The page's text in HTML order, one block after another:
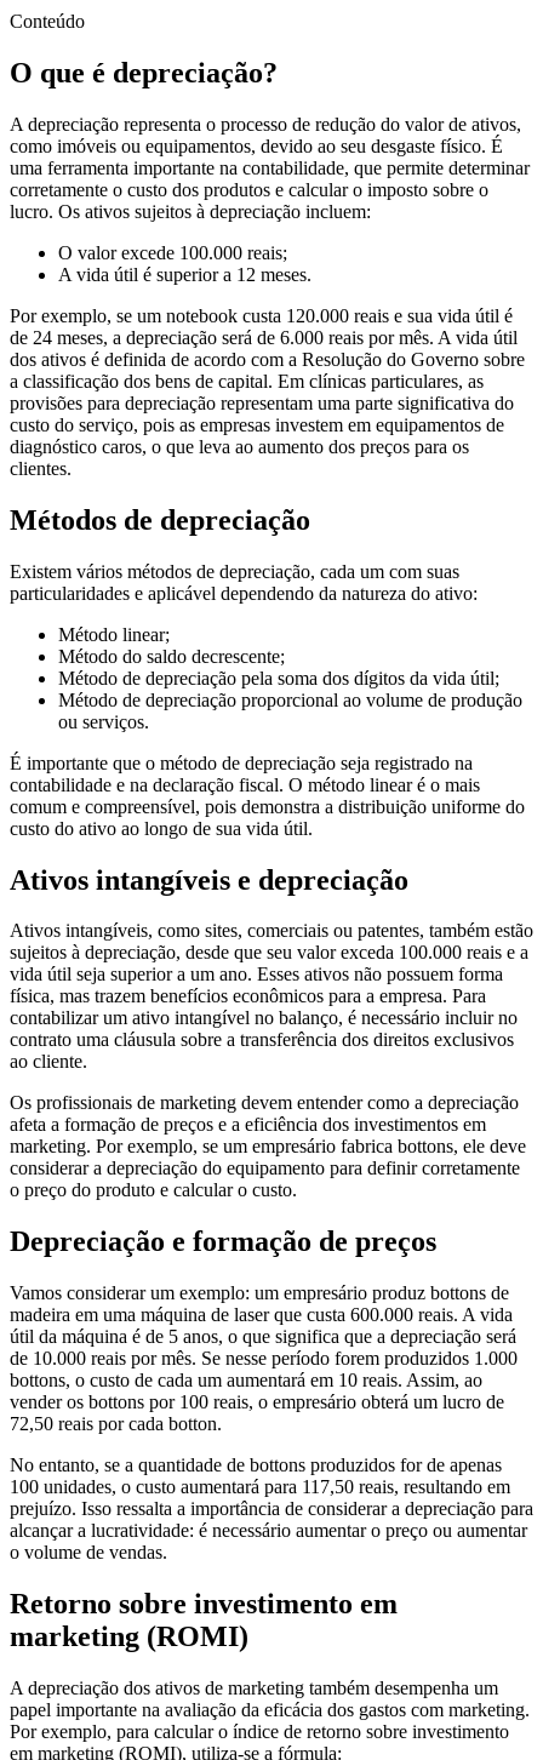
Conteúdo
O que é depreciação?
A depreciação representa o processo de redução do valor de ativos,
como imóveis ou equipamentos, devido ao seu desgaste físico. É
uma ferramenta importante na contabilidade, que permite determinar
corretamente o custo dos produtos e calcular o imposto sobre o
lucro. Os ativos sujeitos à depreciação incluem:
O valor excede 100.000 reais;
A vida útil é superior a 12 meses.
Por exemplo, se um notebook custa 120.000 reais e sua vida útil é
de 24 meses, a depreciação será de 6.000 reais por mês. A vida útil
dos ativos é definida de acordo com a Resolução do Governo sobre
a classificação dos bens de capital. Em clínicas particulares, as
provisões para depreciação representam uma parte significativa do
custo do serviço, pois as empresas investem em equipamentos de
diagnóstico caros, o que leva ao aumento dos preços para os
clientes.
Métodos de depreciação
Existem vários métodos de depreciação, cada um com suas
particularidades e aplicável dependendo da natureza do ativo:
Método linear;
Método do saldo decrescente;
Método de depreciação pela soma dos dígitos da vida útil;
Método de depreciação proporcional ao volume de produção
ou serviços.
É importante que o método de depreciação seja registrado na
contabilidade e na declaração fiscal. O método linear é o mais
comum e compreensível, pois demonstra a distribuição uniforme do
custo do ativo ao longo de sua vida útil.
Ativos intangíveis e depreciação
Ativos intangíveis, como sites, comerciais ou patentes, também estão
sujeitos à depreciação, desde que seu valor exceda 100.000 reais e a
vida útil seja superior a um ano. Esses ativos não possuem forma
física, mas trazem benefícios econômicos para a empresa. Para
contabilizar um ativo intangível no balanço, é necessário incluir no
contrato uma cláusula sobre a transferência dos direitos exclusivos
ao cliente.
Os profissionais de marketing devem entender como a depreciação
afeta a formação de preços e a eficiência dos investimentos em
marketing. Por exemplo, se um empresário fabrica bottons, ele deve
considerar a depreciação do equipamento para definir corretamente
o preço do produto e calcular o custo.
Depreciação e formação de preços
Vamos considerar um exemplo: um empresário produz bottons de
madeira em uma máquina de laser que custa 600.000 reais. A vida
útil da máquina é de 5 anos, o que significa que a depreciação será
de 10.000 reais por mês. Se nesse período forem produzidos 1.000
bottons, o custo de cada um aumentará em 10 reais. Assim, ao
vender os bottons por 100 reais, o empresário obterá um lucro de
72,50 reais por cada botton.
No entanto, se a quantidade de bottons produzidos for de apenas
100 unidades, o custo aumentará para 117,50 reais, resultando em
prejuízo. Isso ressalta a importância de considerar a depreciação para
alcançar a lucratividade: é necessário aumentar o preço ou aumentar
o volume de vendas.
Retorno sobre investimento em
marketing (ROMI)
A depreciação dos ativos de marketing também desempenha um
papel importante na avaliação da eficácia dos gastos com marketing.
Por exemplo, para calcular o índice de retorno sobre investimento
em marketing (ROMI), utiliza-se a fórmula: